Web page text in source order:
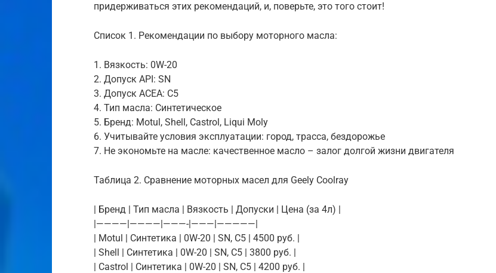
придерживаться этих рекомендаций, и, поверьте, это того стоит!
Список 1. Рекомендации по выбору моторного масла:
1. Вязкость: 0W-20
2. Допуск API: SN
3. Допуск ACEA: C5
4. Тип масла: Синтетическое
5. Бренд: Motul, Shell, Castrol, Liqui Moly
6. Учитывайте условия эксплуатации: город, трасса, бездорожье
7. Не экономьте на масле: качественное масло – залог долгой жизни двигателя
Таблица 2. Сравнение моторных масел для Geely Coolray
| Бренд | Тип масла | Вязкость | Допуски | Цена (за 4л) |
|————|————|———-|———|—————|
| Motul | Синтетика | 0W-20 | SN, C5 | 4500 руб. |
| Shell | Синтетика | 0W-20 | SN, C5 | 3800 руб. |
| Castrol | Синтетика | 0W-20 | SN, C5 | 4200 руб. |